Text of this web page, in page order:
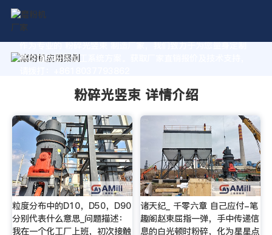
作为专业的 粉碎光竖束 制造厂家，我们致力于为您量身定制
高价值的粉体加工系统方案。获取厂家直销报价及技术支持，
粉碎光竖束 详情介绍
粒度分布中的D10，D50，D90
分别代表什么意思_问题描述：
我在一个化工厂上班，初次接触
诸天纪_ 千零六章 自己应付-笔
趣阁赵束屈指一弹，手中传递信
息的白光顿时粉碎，化为星星点